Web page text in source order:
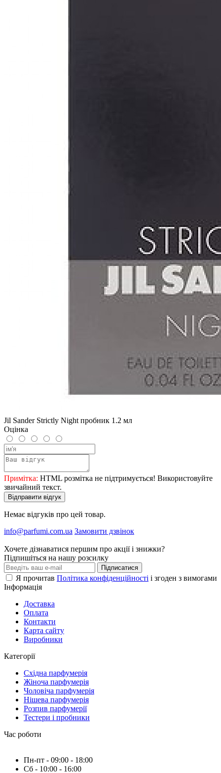
Jil Sander Strictly Night пробник 1.2 мл
Оцінка
Примітка: HTML розмітка не підтримується! Використовуйте
звичайний текст.
Відправити відгук
Немає відгуків про цей товар.
info@parfumi.com.ua Замовити дзвінок
Хочете дізнаватися першим про акції і знижки?
Підпишіться на нашу розсилку
Підписатися
Я прочитав Політика конфіденційності і згоден з вимогами
Інформація
Доставка
Оплата
Контакти
Карта сайту
Виробники
Категорії
Східна парфумерія
Жіноча парфумерія
Чоловіча парфумерія
Нішева парфумерія
Розпив парфумерії
Тестери і пробники
Час роботи
Пн-пт - 09:00 - 18:00
Сб - 10:00 - 16:00